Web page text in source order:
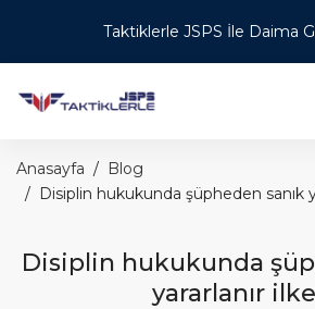
Taktiklerle JSPS İle Daima
Anasayfa
Blog
Disiplin hukukunda şüpheden sanık
Disiplin hukukunda
yararlanır